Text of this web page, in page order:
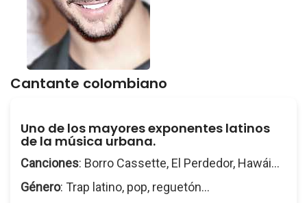
Cantante colombiano
Uno de los mayores exponentes latinos
de la música urbana.
Canciones: Borro Cassette, El Perdedor, Hawái...
Género: Trap latino, pop, reguetón...